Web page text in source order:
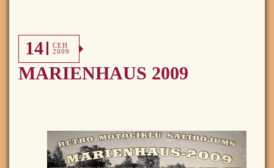
14
СЕН
2009
MARIENHAUS 2009